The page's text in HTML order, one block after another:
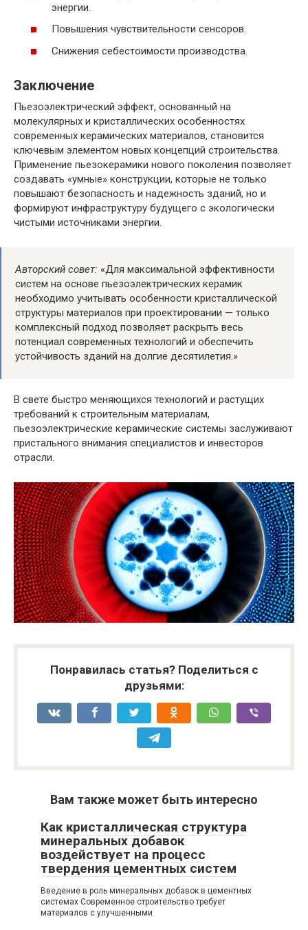
энергии.
Повышения чувствительности сенсоров.
Снижения себестоимости производства.
Заключение
Пьезоэлектрический эффект, основанный на
молекулярных и кристаллических особенностях
современных керамических материалов, становится
ключевым элементом новых концепций строительства.
Применение пьезокерамики нового поколения позволяет
создавать «умные» конструкции, которые не только
повышают безопасность и надежность зданий, но и
формируют инфраструктуру будущего с экологически
чистыми источниками энергии.
Авторский совет: «Для максимальной эффективности
систем на основе пьезоэлектрических керамик
необходимо учитывать особенности кристаллической
структуры материалов при проектировании — только
комплексный подход позволяет раскрыть весь
потенциал современных технологий и обеспечить
устойчивость зданий на долгие десятилетия.»
В свете быстро меняющихся технологий и растущих
требований к строительным материалам,
пьезоэлектрические керамические системы заслуживают
пристального внимания специалистов и инвесторов
отрасли.
Понравилась статья? Поделиться с
друзьями:
Вам также может быть интересно
Как кристаллическая структура
минеральных добавок
воздействует на процесс
твердения цементных систем
Введение в роль минеральных добавок в цементных
системах Современное строительство требует
материалов с улучшенными